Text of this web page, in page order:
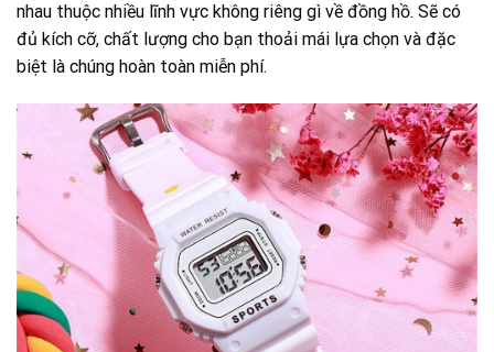
nhau thuộc nhiều lĩnh vực không riêng gì về đồng hồ. Sẽ có
đủ kích cỡ, chất lượng cho bạn thoải mái lựa chọn và đặc
biệt là chúng hoàn toàn miễn phí.